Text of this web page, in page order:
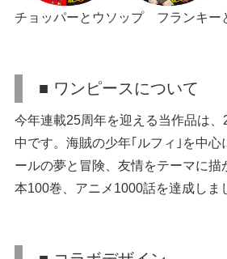
チョッパーとウソップ フランキー
■ ワンピースについて
今年連載25周年を迎える当作品は
中です。海賊の少年｢ルフィ｣を中
ールの夢と冒険、友情をテーマに
本100巻、アニメ1000話を達成しま